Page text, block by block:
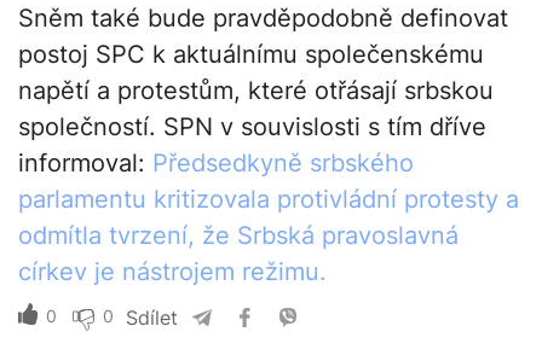
Sněm také bude pravděpodobně definovat
postoj SPC k aktuálnímu společenskému
napětí a protestům, které otřásají srbskou
společností. SPN v souvislosti s tím dříve
informoval: Předsedkyně srbského
parlamentu kritizovala protivládní protesty a
odmítla tvrzení, že Srbská pravoslavná
církev je nástrojem režimu.
0 0 Sdílet